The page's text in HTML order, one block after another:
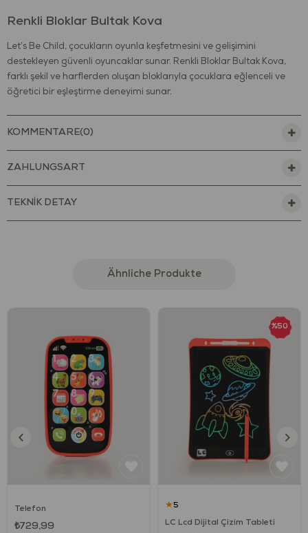
Renkli Bloklar Bultak Kova
Let’s Be Child, çocukların oyunla keşfetmesini ve gelişimini
destekleyen güvenli oyuncaklar sunar. Renkli Bloklar Bultak Kova,
farklı şekil ve harflerden oluşan bloklarıyla çocuklara eğlenceli ve
öğretici bir eşleştirme deneyimi sunar.
Üçgen, kare, yıldız, kalp ve harf formlarına sahip renkli bloklar,
kovadaki uygun boşluklara yerleştirilerek oynanır. Bu süreçte
yoluyla öğrenmeyi deneyimler. Canlı renkleri ve yuvarlatılmış hatları
Oyun sırasında blokları yerleştirme ve çıkarma hareketleri
Şekil ve harflerden oluşan renkli bloklar
Bultak kova tasarımı
Şekil eşleştirmeye uygun kapak yapısı
Canlı renkler ve yuvarlatılmış hatlar
Taşınabilir ve pratik kullanım
KOMMENTARE(0)
ZAHLUNGSART
TEKNİK DETAY
Ähnliche Produkte
Telefon
₺729,99
★5
LC Lcd Dijital Çizim Tableti
%50